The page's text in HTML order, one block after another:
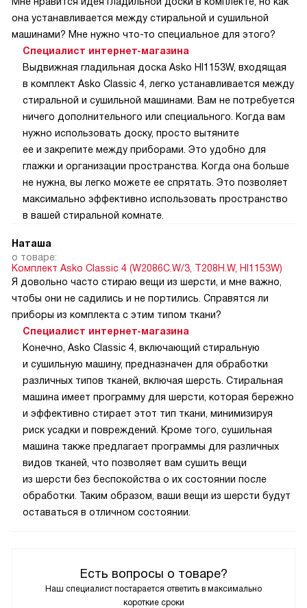
Есть вопросы о товаре?
Наш специалист постарается ответить в максимально
короткие сроки
она устанавливается между стиральной и сушильной
машинами? Мне нужно что-то специальное для этого?
Специалист интернет-магазина
Выдвижная гладильная доска Asko HI1153W, входящая
в комплект Asko Classic 4, легко устанавливается между
стиральной и сушильной машинами. Вам не потребуется
ничего дополнительного или специального. Когда вам
нужно использовать доску, просто вытяните
ее и закрепите между приборами. Это удобно для
глажки и организации пространства. Когда она больше
не нужна, вы легко можете ее спрятать. Это позволяет
максимально эффективно использовать пространство
в вашей стиральной комнате.
Наташа
о товаре:
Комплект Asko Classic 4 (W2086C.W/3, T208H.W, HI1153W)
Я довольно часто стираю вещи из шерсти, и мне важно,
чтобы они не садились и не портились. Справятся ли
приборы из комплекта с этим типом ткани?
Специалист интернет-магазина
Конечно, Asko Classic 4, включающий стиральную
и сушильную машину, предназначен для обработки
различных типов тканей, включая шерсть. Стиральная
машина имеет программу для шерсти, которая бережно
и эффективно стирает этот тип ткани, минимизируя
риск усадки и повреждений. Кроме того, сушильная
машина также предлагает программы для различных
видов тканей, что позволяет вам сушить вещи
из шерсти без беспокойства о их состоянии после
обработки. Таким образом, ваши вещи из шерсти будут
оставаться в отличном состоянии.